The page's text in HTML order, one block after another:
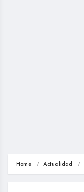
Home Actualidad